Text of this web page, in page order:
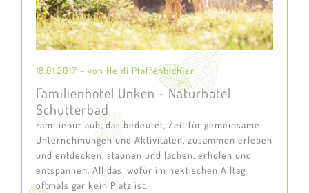
18.01.2017 – von Heidi Pfaffenbichler
Familienhotel Unken - Naturhotel
Schütterbad
Familienurlaub, das bedeutet, Zeit für gemeinsame
Unternehmungen und Aktivitäten, zusammen erleben
und entdecken, staunen und lachen, erholen und
entspannen. All das, wofür im hektischen Alltag
oftmals gar kein Platz ist.